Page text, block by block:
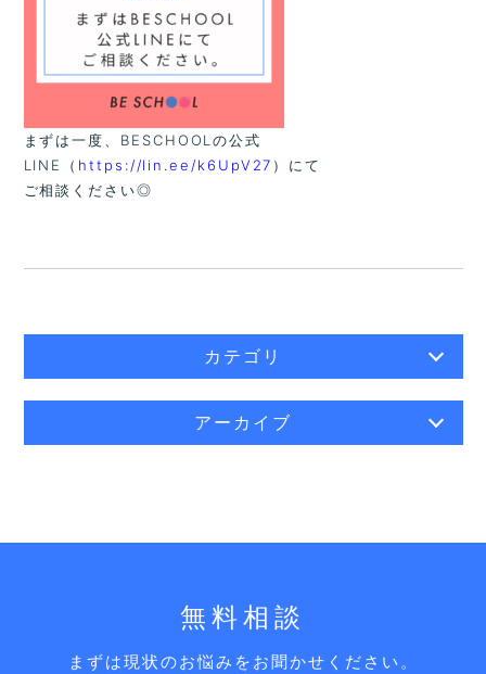
まずは一度、BESCHOOLの公式
LINE（ https://lin.ee/k6UpV27 ）にて
ご相談ください◎
カテゴリ
アーカイブ
無料相談
まずは現状のお悩みをお聞かせください。